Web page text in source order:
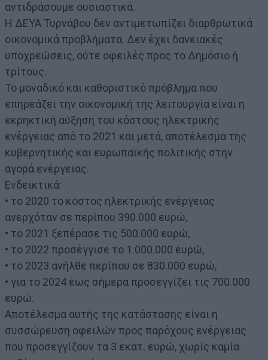
αντιδράσουμε ουσιαστικά.
Η ΔΕΥΑ Τυρνάβου δεν αντιμετωπίζει διαρθρωτικά
οικονομικά προβλήματα. Δεν έχει δανειακές
υποχρεώσεις, ούτε οφειλές προς το Δημόσιο ή
τρίτους.
Το μοναδικό και καθοριστικό πρόβλημα που
επηρεάζει την οικονομική της λειτουργία είναι η
εκρηκτική αύξηση του κόστους ηλεκτρικής
ενέργειας από το 2021 και μετά, αποτέλεσμα της
κυβερνητικής και ευρωπαϊκής πολιτικής στην
αγορά ενέργειας.
Ενδεικτικά:
• το 2020 το κόστος ηλεκτρικής ενέργειας
ανερχόταν σε περίπου 390.000 ευρώ,
• το 2021 ξεπέρασε τις 500.000 ευρώ,
• το 2022 προσέγγισε το 1.000.000 ευρώ,
• το 2023 ανήλθε περίπου σε 830.000 ευρώ,
• για το 2024 έως σήμερα προσεγγίζει τις 700.000
ευρώ.
Αποτέλεσμα αυτής της κατάστασης είναι η
συσσώρευση οφειλών προς παρόχους ενέργειας
που προσεγγίζουν τα 3 εκατ. ευρώ, χωρίς καμία